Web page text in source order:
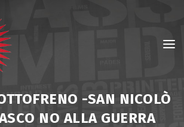
-SAN NICOLÒ
NO ALLA GUERRA